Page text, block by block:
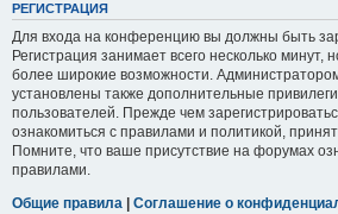
РЕГИСТРАЦИЯ
Для входа на конференцию вы должны быть
Регистрация занимает всего несколько минут,
более широкие возможности.
установлены также дополнительные
пользователей. Прежде чем
ознакомиться с правилами и политикой,
Помните, что ваше присутствие на форумах
правилами.
Общие правила | Соглашение о